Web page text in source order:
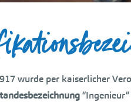
wurde per kaiserlicher